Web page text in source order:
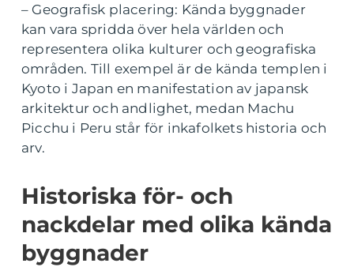
– Geografisk placering: Kända byggnader
kan vara spridda över hela världen och
representera olika kulturer och geografiska
områden. Till exempel är de kända templen i
Kyoto i Japan en manifestation av japansk
arkitektur och andlighet, medan Machu
Picchu i Peru står för inkafolkets historia och
arv.
Historiska för- och
nackdelar med olika kända
byggnader